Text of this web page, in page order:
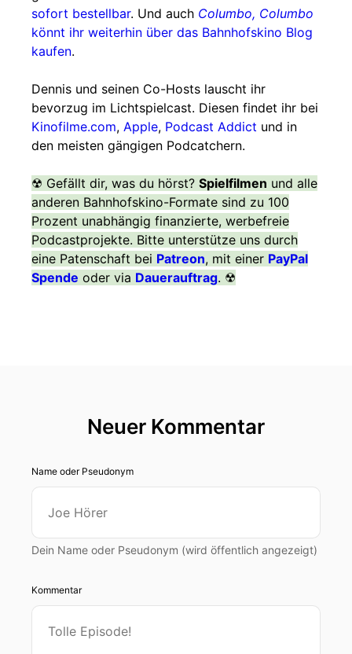
sofort bestellbar. Und auch Columbo, Columbo
könnt ihr weiterhin über das Bahnhofskino Blog
kaufen.
Dennis und seinen Co-Hosts lauscht ihr
bevorzug im Lichtspielcast. Diesen findet ihr bei
Kinofilme.com, Apple, Podcast Addict und in
den meisten gängigen Podcatchern.
☢ Gefällt dir, was du hörst? Spielfilmen und alle
anderen Bahnhofskino-Formate sind zu 100
Prozent unabhängig finanzierte, werbefreie
Podcastprojekte. Bitte unterstütze uns durch
eine Patenschaft bei Patreon, mit einer PayPal
Spende oder via Dauerauftrag. ☢
Neuer Kommentar
Name oder Pseudonym
Dein Name oder Pseudonym (wird öffentlich angezeigt)
Kommentar